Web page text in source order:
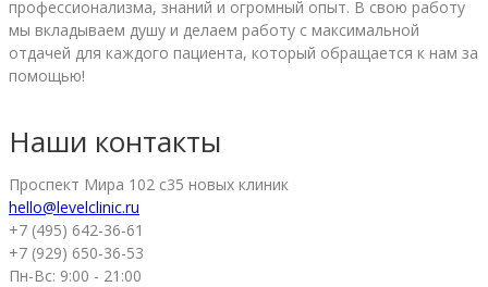
профессионализма, знаний и огромный опыт. В свою работу
мы вкладываем душу и делаем работу с максимальной
отдачей для каждого пациента, который обращается к нам за
помощью!
Наши контакты
Проспект Мира 102 с35 новых клиник
hello@levelclinic.ru
+7 (495) 642-36-61
+7 (929) 650-36-53
Пн-Вс: 9:00 - 21:00